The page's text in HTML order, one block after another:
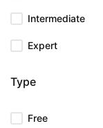
Intermediate
Expert
Type
Free